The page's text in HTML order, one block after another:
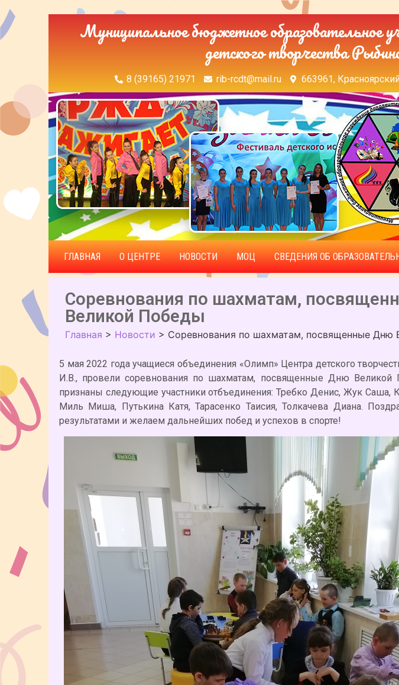
Муниципальное бюджетное образовательное
детского творчества
8 (39165) 21971 rib-rcdt@mail.ru 663961,
ГЛАВНАЯ О ЦЕНТРЕ НОВОСТИ МОЦ СВЕДЕНИЯ ОБ
Соревнования по шахматам,
Великой Победы
Главная > Новости > Соревнования по шахматам, посвященные Дню
5 мая 2022 года учащиеся объединения «Олимп» Центра детского
И.В., провели соревнования по шахматам, посвященные Дню
признаны следующие участники отбъединения: Требко Денис, Жук Саша,
Миль Миша, Путькина Катя, Тарасенко Таисия, Толкачева Диана.
результатами и желаем дальнейших побед и успехов в спорте!